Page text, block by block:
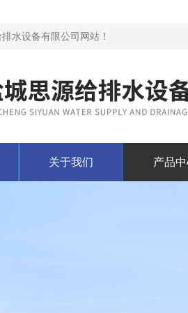
水设备有限公司网站！
关于我们 产品